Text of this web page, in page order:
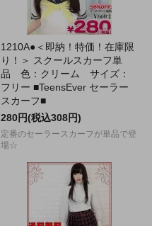
1210A●＜即納！特価！在庫限
り！＞ スクールスカーフ単
品 色：クリーム サイズ：
フリー ■TeensEver セーラー
スカーフ■
280円(税込308円)
定番のセーラースカーフが単品で登
場☆